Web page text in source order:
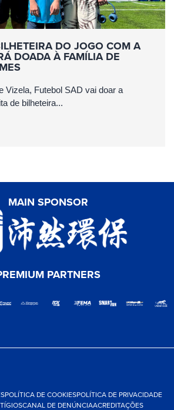
DO JOGO COM A
DOADA À FAMÍLIA DE
Vizela, Futebol SAD vai doar a
de bilheteira...
MAIN SPONSOR
PARTNERS
POLÍTICA DE COOKIESPOLÍTICA DE PRIVACIDADE
CANAL DE DENÚNCIAACREDITAÇÕES